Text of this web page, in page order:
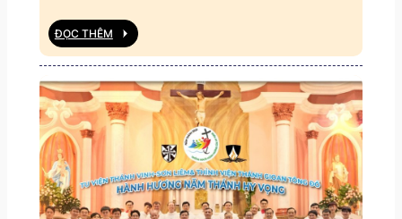
ĐỌC THÊM